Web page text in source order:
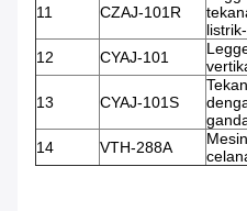
11 CZAJ-101R
12 CYAJ-101
13 CYAJ-101S
14 VTH-288A